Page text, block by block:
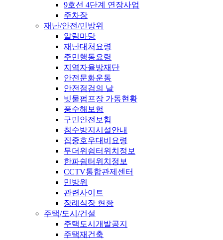
9호선 4단계 연장사업
주차장
재난/안전/민방위
알림마당
재난대처요령
주민행동요령
지역자율방재단
안전문화운동
안전점검의 날
빗물펌프장 가동현황
풍수해보험
구민안전보험
침수방지시설안내
집중호우대비요령
무더위쉼터위치정보
한파쉼터위치정보
CCTV통합관제센터
민방위
관련사이트
장례식장 현황
주택/도시/건설
주택도시개발공지
주택재건축